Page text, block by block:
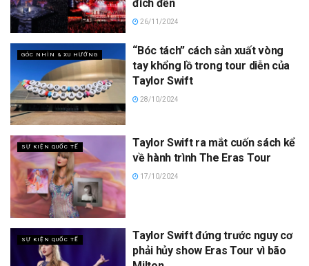
đích đến
26/11/2024
GÓC NHÌN & XU HƯỚNG
“Bóc tách” cách sản xuất vòng
tay khổng lồ trong tour diễn của
Taylor Swift
28/10/2024
SỰ KIỆN QUỐC TẾ
Taylor Swift ra mắt cuốn sách kể
về hành trình The Eras Tour
17/10/2024
SỰ KIỆN QUỐC TẾ
Taylor Swift đứng trước nguy cơ
phải hủy show Eras Tour vì bão